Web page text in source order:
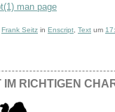
man page
Frank Seitz in Enscript Text um
IM RICHTIGEN